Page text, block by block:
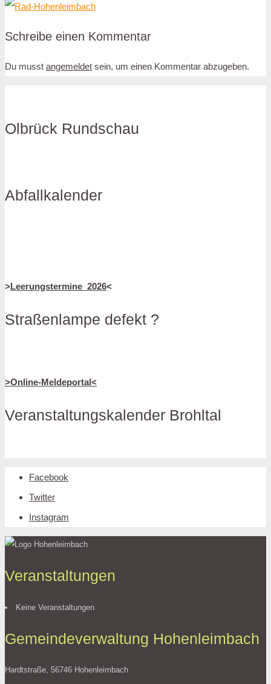
Schreibe einen Kommentar
Du musst angemeldet sein, um einen Kommentar abzugeben.
Olbrück Rundschau
Abfallkalender
>Leerungstermine_2026<
Straßenlampe defekt ?
>Online-Meldeportal<
Veranstaltungskalender Brohltal
Facebook
Twitter
Instagram
Veranstaltungen
Keine Veranstaltungen
Gemeindeverwaltung Hohenleimbach
Hardtstraße, 56746 Hohenleimbach